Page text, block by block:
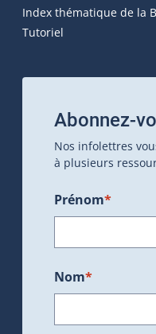
Index thématique de la
Tutoriel
Abonnez-
Nos infolettres
à plusieurs
Prénom*
Nom*